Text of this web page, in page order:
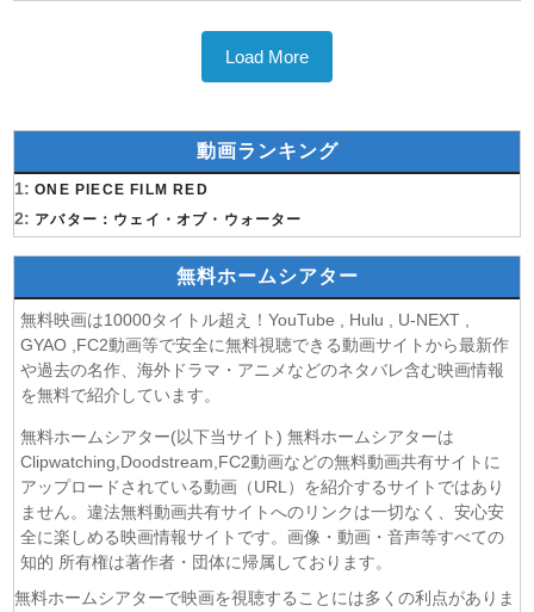
Load More
動画ランキング
1: ONE PIECE FILM RED
2: アバター：ウェイ・オブ・ウォーター
無料ホームシアター
無料映画は10000タイトル超え！YouTube , Hulu , U-NEXT ,
GYAO ,FC2動画等で安全に無料視聴できる動画サイトから最新作
や過去の名作、海外ドラマ・アニメなどのネタバレ含む映画情報
を無料で紹介しています。
無料ホームシアター(以下当サイト) 無料ホームシアターは
Clipwatching,Doodstream,FC2動画などの無料動画共有サイトに
アップロードされている動画（URL）を紹介するサイトではあり
ません。違法無料動画共有サイトへのリンクは一切なく、安心安
全に楽しめる映画情報サイトです。画像・動画・音声等すべての
知的 所有権は著作者・団体に帰属しております。
無料ホームシアターで映画を視聴することには多くの利点がありま